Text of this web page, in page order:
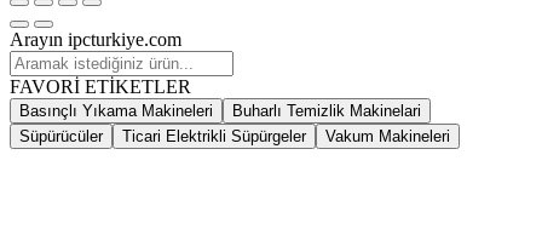
Arayın ipcturkiye.com
FAVORİ ETİKETLER
Basınçlı Yıkama Makineleri
Buharlı Temizlik Makinelari
Süpürücüler
Ticari Elektrikli Süpürgeler Vakum Makineleri